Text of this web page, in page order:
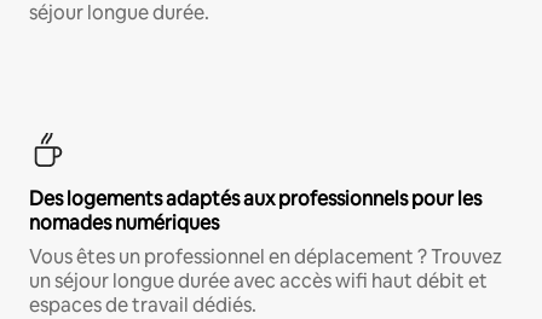
séjour longue durée.
Des logements adaptés aux professionnels pour les
nomades numériques
Vous êtes un professionnel en déplacement ? Trouvez
un séjour longue durée avec accès wifi haut débit et
espaces de travail dédiés.